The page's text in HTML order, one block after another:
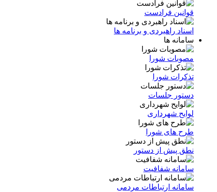
قوانین فرادست
اسناد راهبردی و برنامه ها
سامانه ها
مصوبات شورا
تذکرات شورا
دستور جلسات
لوایح شهرداری
طرح های شورا
نطق پیش از دستور
سامانه شفافیت
سامانه ارتباطات مردمی